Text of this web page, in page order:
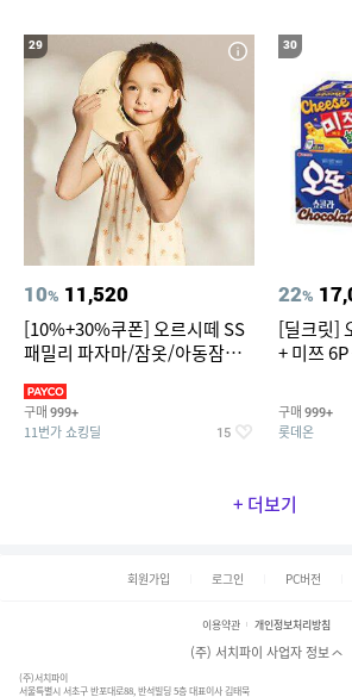
29
10% 11,520
[10%+30%쿠폰] 오르시떼 SS
패밀리 파자마/잠옷/아동잠옷/
구매 999+
11번가 쇼킹딜 15
30
22%
[딜크릿]
+ 미쯔
구매 999+
롯데온
+ 더보기
회원가입 로그인 PC버전
이용약관 개인정보처리방침
(주) 서치파이 사업자 정보
(주)서치파이
서울특별시 서초구 반포대로88, 반석빌딩 5층 대표이사 김태묵